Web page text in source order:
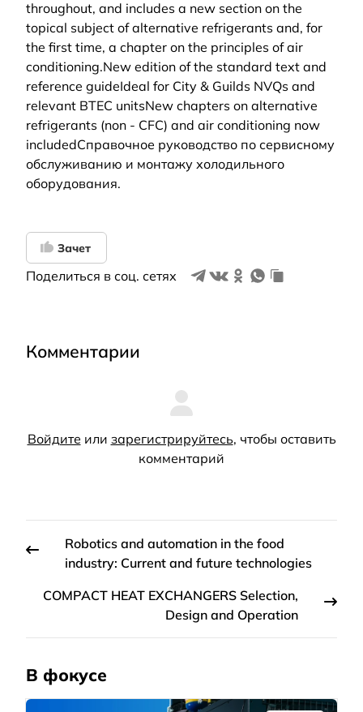
throughout, and includes a new section on the
topical subject of alternative refrigerants and, for
the first time, a chapter on the principles of air
conditioning.New edition of the standard text and
reference guideIdeal for City & Guilds NVQs and
relevant BTEC unitsNew chapters on alternative
refrigerants (non - CFC) and air conditioning now
includedСправочное руководство по сервисному
обслуживанию и монтажу холодильного
оборудования.
Зачет
Поделиться в соц. сетях
Комментарии
Войдите или зарегистрируйтесь, чтобы оставить
комментарий
Robotics and automation in the food
industry: Current and future technologies
COMPACT HEAT EXCHANGERS Selection,
Design and Operation
В фокусе